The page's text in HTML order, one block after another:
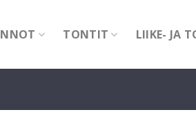
TONTIT LIIKE- JA